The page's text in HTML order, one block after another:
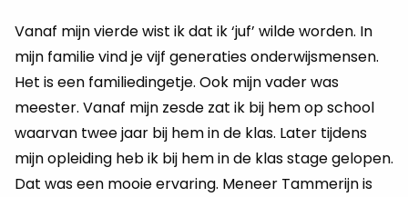
Vanaf mijn vierde wist ik dat ik ‘juf’ wilde worden. In
mijn familie vind je vijf generaties onderwijsmensen.
Het is een familiedingetje. Ook mijn vader was
meester. Vanaf mijn zesde zat ik bij hem op school
waarvan twee jaar bij hem in de klas. Later tijdens
mijn opleiding heb ik bij hem in de klas stage gelopen.
Dat was een mooie ervaring. Meneer Tammerijn is